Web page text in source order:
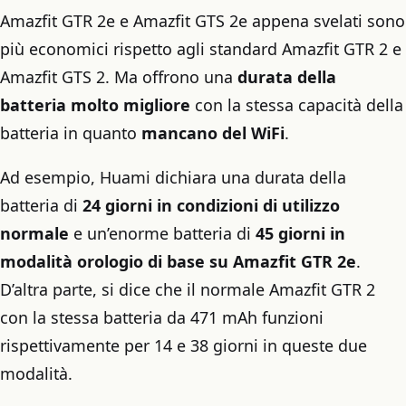
Amazfit GTR 2e e Amazfit GTS 2e appena svelati sono
più economici rispetto agli standard Amazfit GTR 2 e
Amazfit GTS 2. Ma offrono una durata della
batteria molto migliore con la stessa capacità della
batteria in quanto mancano del WiFi.
Ad esempio, Huami dichiara una durata della
batteria di 24 giorni in condizioni di utilizzo
normale e un’enorme batteria di 45 giorni in
modalità orologio di base su Amazfit GTR 2e.
D’altra parte, si dice che il normale Amazfit GTR 2
con la stessa batteria da 471 mAh funzioni
rispettivamente per 14 e 38 giorni in queste due
modalità.